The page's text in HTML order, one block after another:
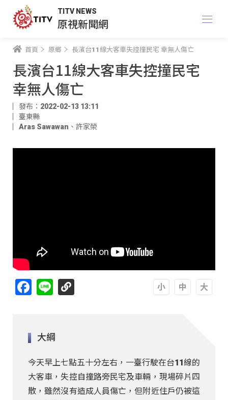
TITV NEWS
原視新聞網
首頁 原鄉 長濱台11線大客車失控撞民宅 幸無人傷亡
長濱台11線大客車失控撞民宅
幸無人傷亡
發布：2022-02-13 13:11
臺東縣
Aras Sawawan 、 許家榮
Facebook
Line
大綱
今天早上七點五十分左右，一臺行駛在台11線的
大客車，失控自撞路旁民宅及車輛，現場碎片四
散，雖然沒有造成人員傷亡，但附近住戶仍被這